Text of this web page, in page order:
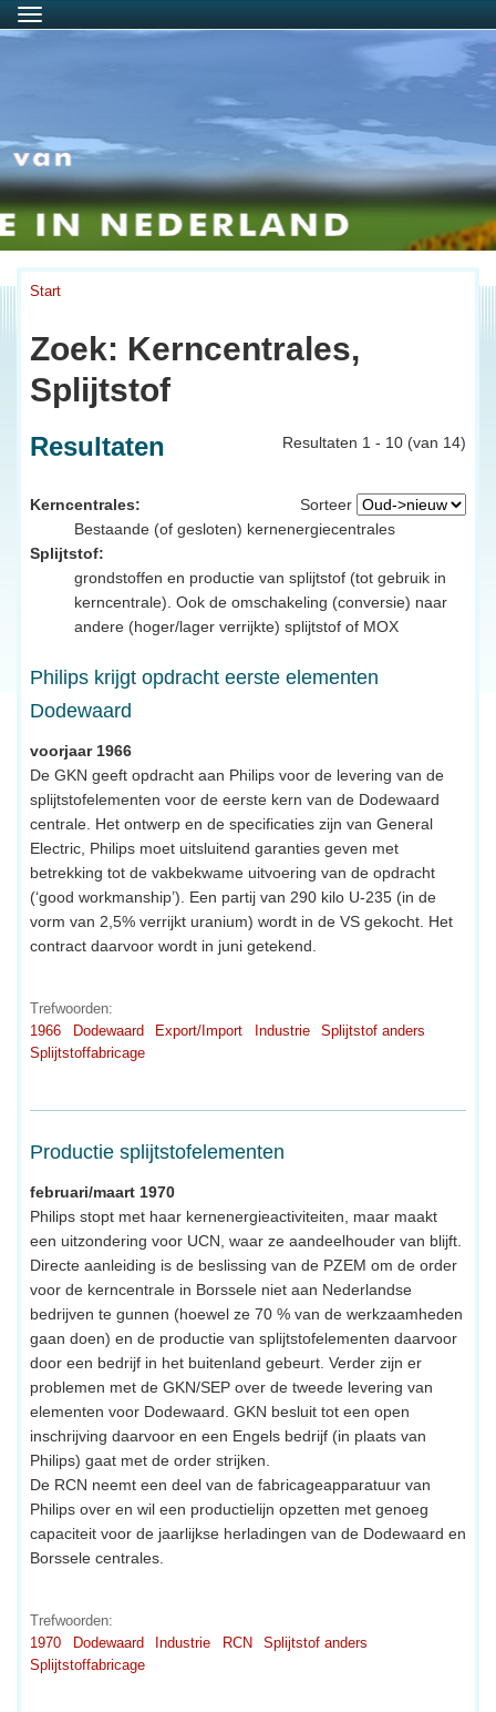
Menu
Start
Zoek: Kerncentrales,
Splijtstof
Resultaten 1 - 10 (van 14)
Resultaten
Sorteer
Kerncentrales:
Bestaande (of gesloten) kernenergiecentrales
Splijtstof:
grondstoffen en productie van splijtstof (tot gebruik in
kerncentrale). Ook de omschakeling (conversie) naar
andere (hoger/lager verrijkte) splijtstof of MOX
Philips krijgt opdracht eerste elementen
Dodewaard
voorjaar 1966
De GKN geeft opdracht aan Philips voor de levering van de
splijtstofelementen voor de eerste kern van de Dodewaard
centrale. Het ontwerp en de specificaties zijn van General
Electric, Philips moet uitsluitend garanties geven met
betrekking tot de vakbekwame uitvoering van de opdracht
(‘good workmanship’). Een partij van 290 kilo U-235 (in de
vorm van 2,5% verrijkt uranium) wordt in de VS gekocht. Het
contract daarvoor wordt in juni getekend.
Trefwoorden:
1966
Dodewaard Export/Import Industrie
Splijtstof anders
Splijtstoffabricage
Productie splijtstofelementen
februari/maart 1970
Philips stopt met haar kernenergieactiviteiten, maar maakt
een uitzondering voor UCN, waar ze aandeelhouder van blijft.
Directe aanleiding is de beslissing van de PZEM om de order
voor de kerncentrale in Borssele niet aan Nederlandse
bedrijven te gunnen (hoewel ze 70 % van de werkzaamheden
gaan doen) en de productie van splijtstofelementen daarvoor
door een bedrijf in het buitenland gebeurt. Verder zijn er
problemen met de GKN/SEP over de tweede levering van
elementen voor Dodewaard. GKN besluit tot een open
inschrijving daarvoor en een Engels bedrijf (in plaats van
Philips) gaat met de order strijken.
De RCN neemt een deel van de fabricageapparatuur van
Philips over en wil een productielijn opzetten met genoeg
capaciteit voor de jaarlijkse herladingen van de Dodewaard en
Borssele centrales.
Trefwoorden:
1970
Dodewaard Industrie RCN
Splijtstof anders
Splijtstoffabricage